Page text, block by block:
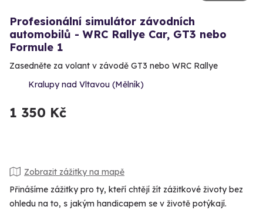
Profesionální simulátor závodních
automobilů - WRC Rallye Car, GT3 nebo
Formule 1
Zasedněte za volant v závodě GT3 nebo WRC Rallye
Kralupy nad Vltavou (Mělník)
1 350 Kč
Zobrazit zážitky na mapě
Přinášíme zážitky pro ty, kteří chtějí žít zážitkové životy bez
ohledu na to, s jakým handicapem se v životě potýkají.